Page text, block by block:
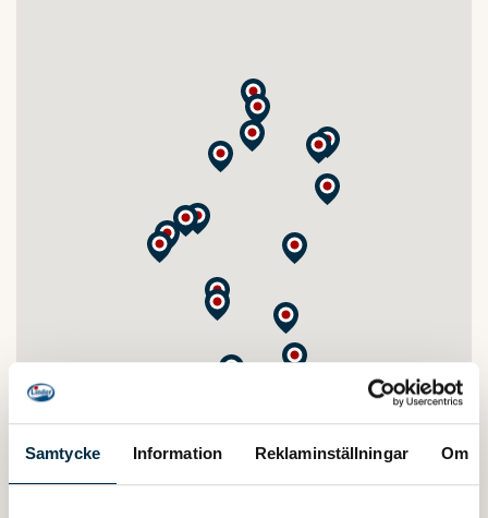
Samtycke Information Reklaminställningar Om